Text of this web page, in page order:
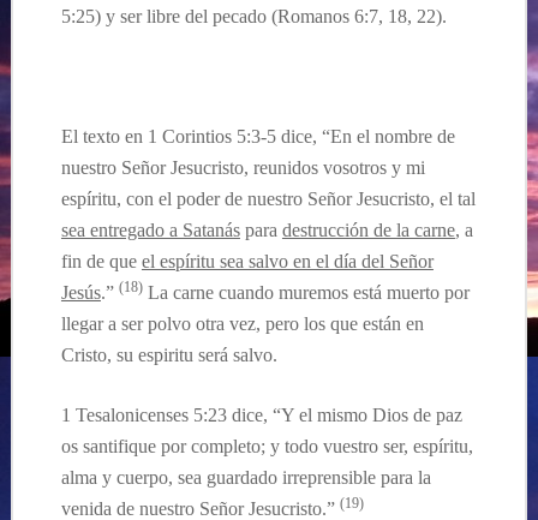
5:25) y ser libre del pecado (Romanos 6:7, 18, 22).
El texto en 1 Corintios 5:3-5 dice, “En el nombre de
nuestro Señor Jesucristo, reunidos vosotros y mi
espíritu, con el poder de nuestro Señor Jesucristo, el tal
sea entregado a Satanáspara destrucción de la carne, a
fin de que el espíritu sea salvo en el día del Señor
Jesús.” (18) La carne cuando muremosestá muerto por
llegar a ser polvo otra vez, pero los que están en
Cristo, su espiritu será salvo.
1 Tesalonicenses 5:23 dice, “Y el mismo Dios de paz
os santifique por completo; y todo vuestro ser, espíritu,
alma y cuerpo, sea guardado irreprensible para la
venida de nuestro Señor Jesucristo.” (19)